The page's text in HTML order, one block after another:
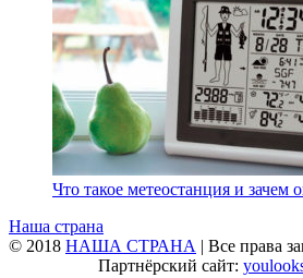
Что такое метеостанция и зачем
Наша страна
© 2018 НАША СТРАНА | Все права
Партнёрский сайт: